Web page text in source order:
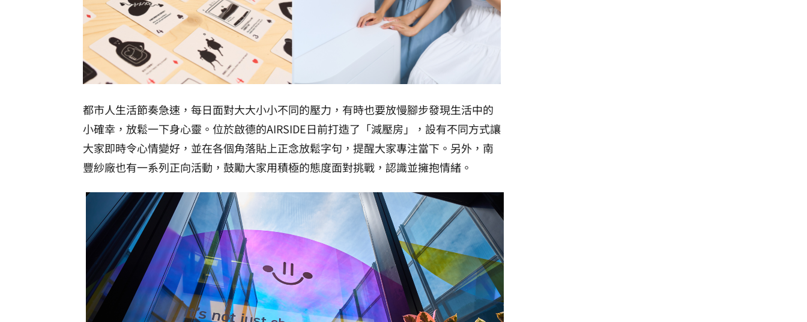
都市人生活節奏急速，每日面對大大小小不同的壓力，有時也要放慢腳步發現生活中的
小確幸，放鬆一下身心靈。位於啟德的AIRSIDE日前打造了「減壓房」，設有不同方式讓
大家即時令心情變好，並在各個角落貼上正念放鬆字句，提醒大家專注當下。另外，南
豐紗廠也有一系列正向活動，鼓勵大家用積極的態度面對挑戰，認識並擁抱情緒。